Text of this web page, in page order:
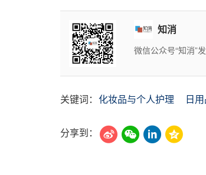
知消
微信公众号“知消”
关键词： 化妆品与个人护理 日
分享到：